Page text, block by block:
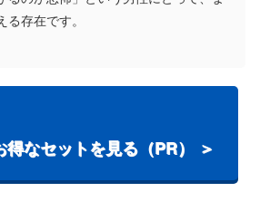
存在です。
なセットを見る（PR） ＞